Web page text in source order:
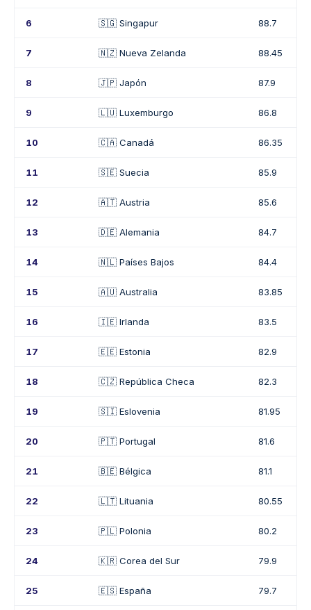
6 🇸🇬 Singapur 88.7
7 🇳🇿 Nueva Zelanda 88.45
8 🇯🇵 Japón 87.9
9 🇱🇺 Luxemburgo 86.8
10 🇨🇦 Canadá 86.35
11 🇸🇪 Suecia 85.9
12 🇦🇹 Austria 85.6
13 🇩🇪 Alemania 84.7
14 🇳🇱 Países Bajos 84.4
15 🇦🇺 Australia 83.85
16 🇮🇪 Irlanda 83.5
17 🇪🇪 Estonia 82.9
18 🇨🇿 República Checa 82.3
19 🇸🇮 Eslovenia 81.95
20 🇵🇹 Portugal 81.6
21 🇧🇪 Bélgica 81.1
22 🇱🇹 Lituania 80.55
23 🇵🇱 Polonia 80.2
24 🇰🇷 Corea del Sur 79.9
25 🇪🇸 España 79.7